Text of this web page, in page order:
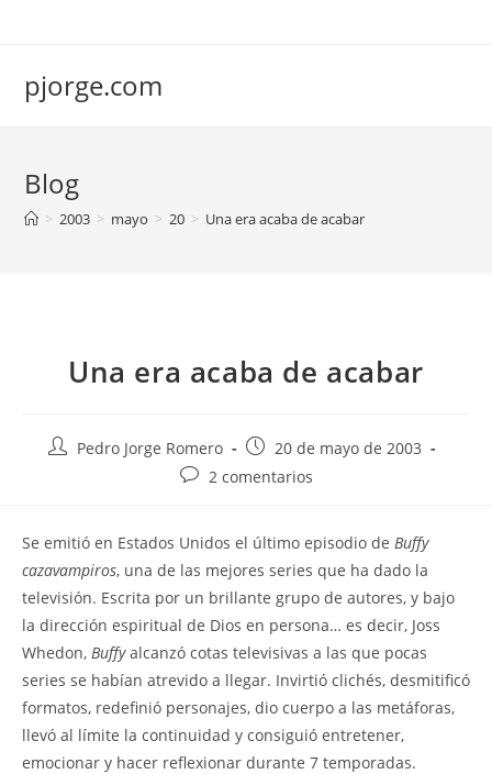
pjorge.com
Blog
> 2003 > mayo > 20 > Una era acaba de acabar
Una era acaba de acabar
AutorPedro Jorge Romero
Publicación
de
20 de mayo de 2003
Comentarios
entrada:
2 comentarios
Se emitió en Estados Unidos el último episodio de Buffy
cazavampiros, una de las mejores series que ha dado la
televisión. Escrita por un brillante grupo de autores, y bajo
la dirección espiritual de Dios en persona… es decir, Joss
Whedon, Buffyalcanzó cotas televisivas a las que pocas
series se habían atrevido a llegar. Invirtió clichés, desmitificó
formatos, redefinió personajes, dio cuerpo a las metáforas,
llevó al límite la continuidad y consiguió entretener,
emocionar y hacer reflexionar durante 7 temporadas.